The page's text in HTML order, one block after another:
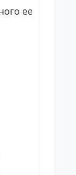
ее